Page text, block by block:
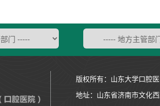
版权所有：山东大学口腔
地址： 山东省济南市文化